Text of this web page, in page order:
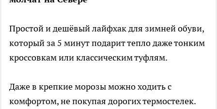
Простой и дешёвый лайфхак для зимней обуви,
который за 5 минут подарит тепло даже тонким
кроссовкам или классическим туфлям.
Даже в крепкие морозы можно ходить с
комфортом, не покупая дорогих термостелек.